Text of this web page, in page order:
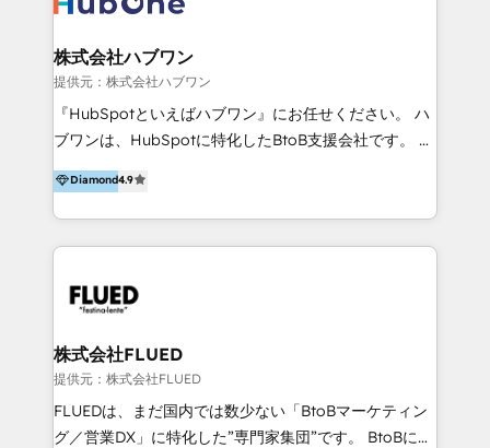
Diamond Partner? 👉Connect with TRooInbound
today (https://www.trooinbound.com/contact-us)
HubSpot come fornitore ufficiale per le integrazioni
tra il CRM e altri sistemi aziendali, tra cui SAP,
AS400, TeamSystem. HubSpot ci ha riconosciuto
come formatori ufficiali per l'adozione del CRM in
50% più alto tra i nostri clienti rispetto le altre
aziende. Lavoriamo con aziende B2B tra i 5 e i 35
massimizzare il ritorno sugli investimenti.
株式会社ハブワン
提供元：株式会社ハブワン
『HubSpotといえばハブワン』にお任せください。 ハ
ブワンは、HubSpotに特化したBtoB支援会社です。 ノ
ーコードCMS構築、CRM／MA／SFAの設計・運用、他
システムAPI連携・開発、営業定着支援、カスタマーサ
クセス体制の設計まで、ワンストップ完結できる支援体
制を整えています。 HubSpotの導入支援だけでなく、
ナリオ設計まで含めてご提案。「導入して終わり」では
と。それが、ハブワンのスタンスです。 また、
HubSpotはもちろん、ferret One、WordPress、
Movable Type（Power CMS）などの各種CMSを活用
し、延べ100社以上のBtoB企業のサイト制作経験をもと
Diamond4.9
株式会社FLUED
提供元：株式会社FLUED
FLUEDは、まだ国内では数少ない「BtoBマーケティン
グ／営業DX」に特化した”専門家集団”です。 BtoBに特